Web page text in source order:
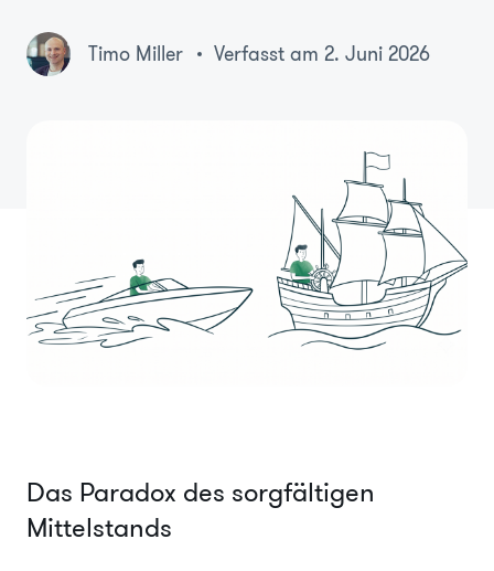
Timo Miller Verfasst am 2. Juni 2026
Das Paradox des sorgfältigen
Mittelstands